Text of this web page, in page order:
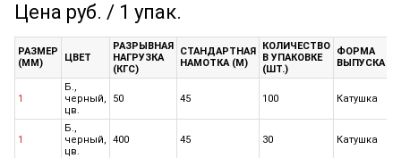
Цена руб. / 1 упак.
РАЗМЕР
(ММ)
ЦВЕТ
РАЗРЫВНАЯ
НАГРУЗКА
(КГС)
СТАНДАРТНАЯ
НАМОТКА (М)
КОЛИЧЕСТВО
В УПАКОВКЕ
(ШТ.)
ФОРМА
ВЫПУСКА
1
Б.,
черный,
цв.
50 45 100 Катушка
1
Б.,
черный,
цв.
400 45 30 Катушка